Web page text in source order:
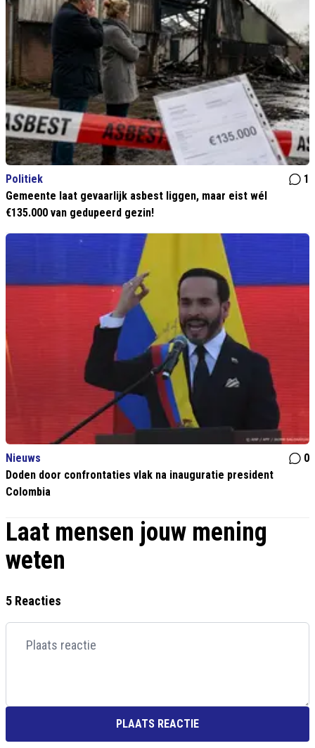
Politiek
1
Gemeente laat gevaarlijk asbest liggen, maar eist wél
€135.000 van gedupeerd gezin!
Nieuws
0
Doden door confrontaties vlak na inauguratie president
Colombia
Laat mensen jouw mening
weten
5 Reacties
PLAATS REACTIE